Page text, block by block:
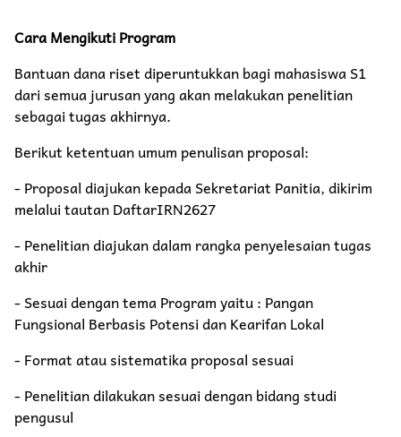
Cara Mengikuti Program
Bantuan dana riset diperuntukkan bagi mahasiswa S1
dari semua jurusan yang akan melakukan penelitian
sebagai tugas akhirnya.
Berikut ketentuan umum penulisan proposal:
- Proposal diajukan kepada Sekretariat Panitia, dikirim
melalui tautan DaftarIRN2627
- Penelitian diajukan dalam rangka penyelesaian tugas
akhir
- Sesuai dengan tema Program yaitu : Pangan
Fungsional Berbasis Potensi dan Kearifan Lokal
- Format atau sistematika proposal sesuai
- Penelitian dilakukan sesuai dengan bidang studi
pengusul